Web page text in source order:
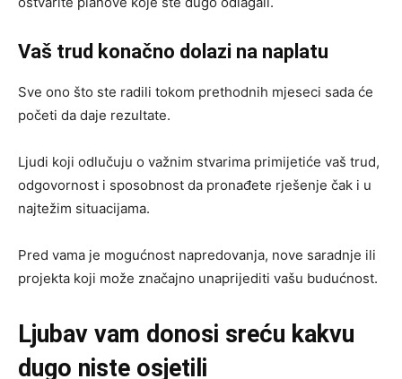
Vaš trud konačno dolazi na naplatu
Sve ono što ste radili tokom prethodnih mjeseci sada će
početi da daje rezultate.
Ljudi koji odlučuju o važnim stvarima primijetiće vaš trud,
odgovornost i sposobnost da pronađete rješenje čak i u
najtežim situacijama.
Pred vama je mogućnost napredovanja, nove saradnje ili
projekta koji može značajno unaprijediti vašu budućnost.
Ljubav vam donosi sreću kakvu
dugo niste osjetili